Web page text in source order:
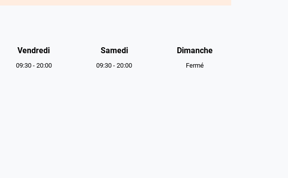
Vendredi
09:30 - 20:00
Samedi
09:30 -20:00
Dimanche
Fermé